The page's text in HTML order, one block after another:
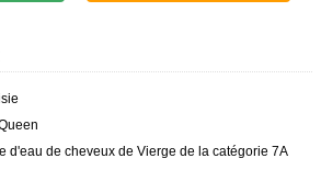
d'eau de cheveux de Vierge de la catégorie 7A